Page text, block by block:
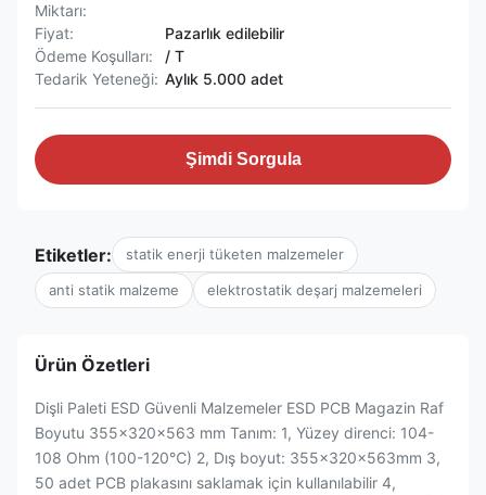
Miktarı:
Fiyat:
Pazarlık edilebilir
Ödeme Koşulları:
/ T
Tedarik Yeteneği: Aylık 5.000 adet
Şimdi Sorgula
Etiketler: statik enerji tüketen malzemeler
anti statik malzeme elektrostatik deşarj malzemeleri
Ürün Özetleri
Dişli Paleti ESD Güvenli Malzemeler ESD PCB Magazin Raf
Boyutu 355x320x563 mm Tanım: 1, Yüzey direnci: 104-
108 Ohm (100-120℃) 2, Dış boyut: 355x320x563mm 3,
50 adet PCB plakasını saklamak için kullanılabilir 4,